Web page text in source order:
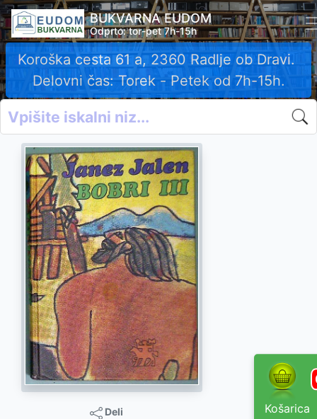
BUKVARNA EUDOM
Odprto: tor-pet 7h-15h
Koroška cesta 61 a, 2360 Radlje ob Dravi.
Delovni čas: Torek - Petek od 7h-15h.
Košarica
Deli